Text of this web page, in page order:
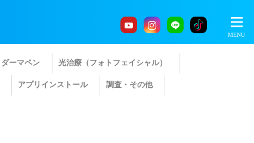
ダーマペン 光治療（フォトフェイシャル）
アプリインストール 調査・その他